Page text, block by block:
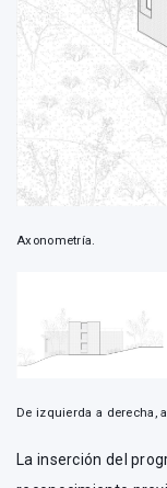
Axonometría.
De izquierda a derecha,
La inserción del